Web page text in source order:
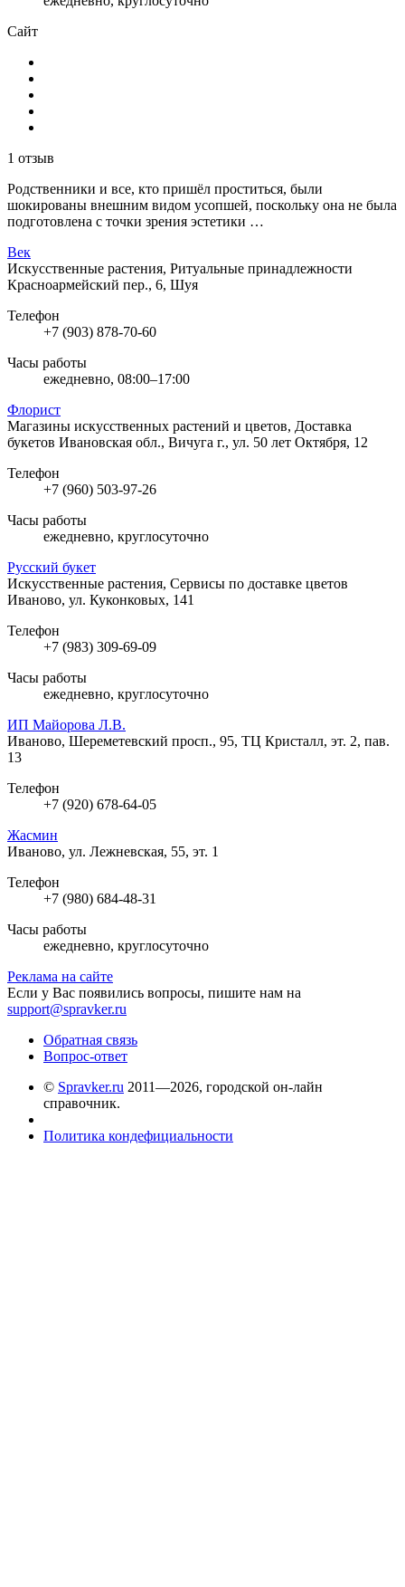
Сайт
1 отзыв
Родственники и все, кто пришёл проститься, были
шокированы внешним видом усопшей, поскольку она не была
подготовлена с точки зрения эстетики …
Век
Искусственные растения, Ритуальные принадлежности
Красноармейский пер., 6, Шуя
Телефон
+7 (903) 878-70-60
Часы работы
ежедневно, 08:00–17:00
Флорист
Магазины искусственных растений и цветов, Доставка
букетов Ивановская обл., Вичуга г., ул. 50 лет Октября, 12
Телефон
+7 (960) 503-97-26
Часы работы
ежедневно, круглосуточно
Русский букет
Искусственные растения, Сервисы по доставке цветов
Иваново, ул. Куконковых, 141
Телефон
+7 (983) 309-69-09
Часы работы
ежедневно, круглосуточно
ИП Майорова Л.В.
Иваново, Шереметевский просп., 95, ТЦ Кристалл, эт. 2, пав.
13
Телефон
+7 (920) 678-64-05
Жасмин
Иваново, ул. Лежневская, 55, эт. 1
Телефон
+7 (980) 684-48-31
Часы работы
ежедневно, круглосуточно
Реклама на сайте
Если у Вас появились вопросы, пишите нам на
support@spravker.ru
Обратная связь
Вопрос-ответ
© Spravker.ru 2011—2026, городской он-лайн
справочник.
Политика кондефициальности